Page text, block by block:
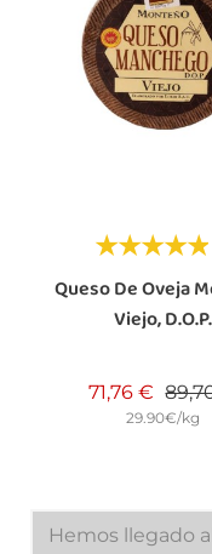
Queso De Oveja
Viejo, D.O.P.
71,76 €
29.90€/kg
Hemos llegado